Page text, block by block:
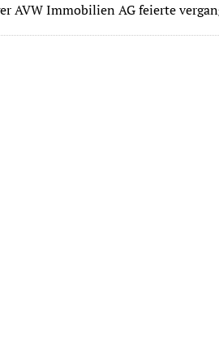
AVW Immobilien AG feierte